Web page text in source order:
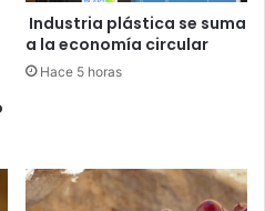
Industria plástica se suma
a la economía circular
Hace 5 horas